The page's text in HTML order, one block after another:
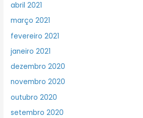
abril 2021
março 2021
fevereiro 2021
janeiro 2021
dezembro 2020
novembro 2020
outubro 2020
setembro 2020